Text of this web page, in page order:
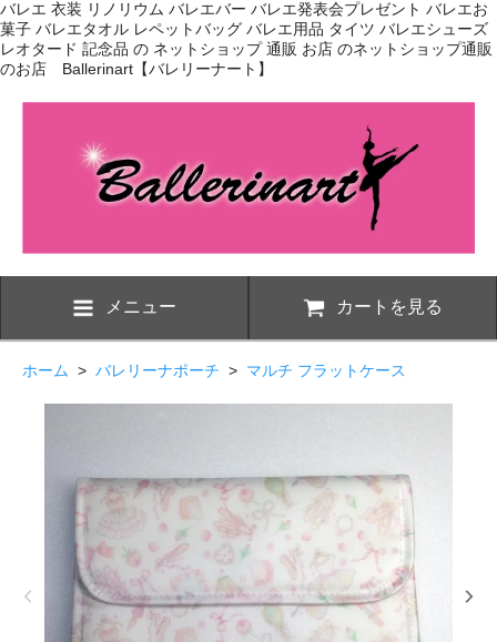
バレエ 衣装 リノリウム バレエバー バレエ発表会プレゼント バレエお
菓子 バレエタオル レペットバッグ バレエ用品 タイツ バレエシューズ
レオタード 記念品 の ネットショップ 通販 お店 のネットショップ通販
のお店 Ballerinart【バレリーナート】
メニュー カートを見る
ホーム > バレリーナポーチ > マルチ フラットケース